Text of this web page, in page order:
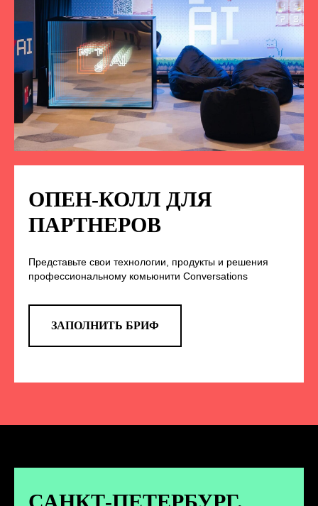
ОПЕН-КОЛЛ ДЛЯ
ПАРТНЕРОВ
Представьте свои технологии, продукты и решения
профессиональному комьюнити Conversations
ЗАПОЛНИТЬ БРИФ
НА НАС В СОЦСЕТЯХ
TELEGRAM
анонс новых спикеров и другие
новости конференции